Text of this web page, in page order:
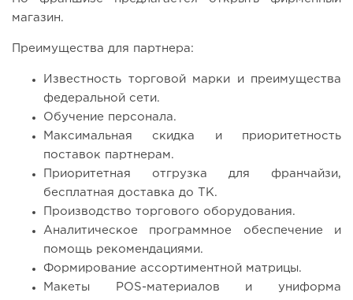
магазин.
Преимущества для партнера:
Известность торговой марки и преимущества
федеральной сети.
Обучение персонала.
Максимальная скидка и приоритетность
поставок партнерам.
Приоритетная отгрузка для франчайзи,
бесплатная доставка до ТК.
Производство торгового оборудования.
Аналитическое программное обеспечение и
помощь рекомендациями.
Формирование ассортиментной матрицы.
Макеты POS-материалов и униформа